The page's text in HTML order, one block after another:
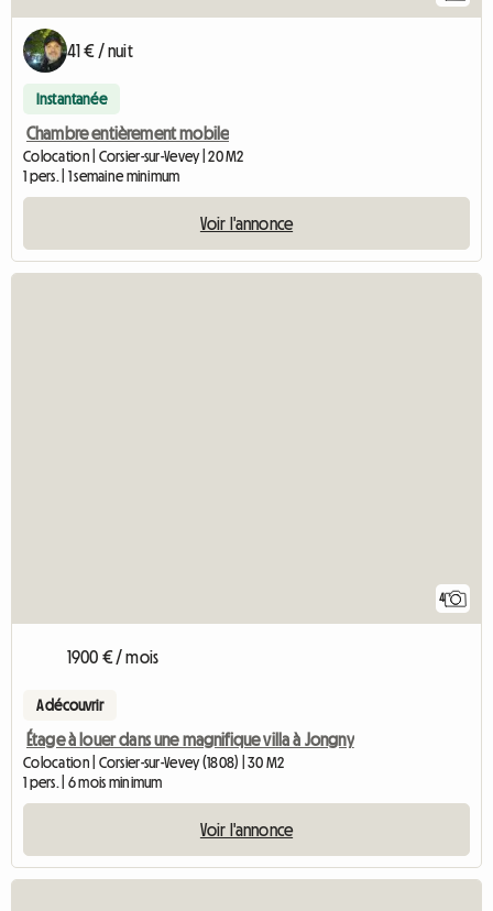
41 € / nuit
Instantanée
Chambre entièrement mobile
Colocation | Corsier-sur-Vevey | 20 M2
1 pers. | 1 semaine minimum
Voir l'annonce
4
1900 € / mois
A découvrir
Étage à louer dans une magnifique villa à Jongny
Colocation | Corsier-sur-Vevey (1808) | 30 M2
1 pers. | 6 mois minimum
Voir l'annonce